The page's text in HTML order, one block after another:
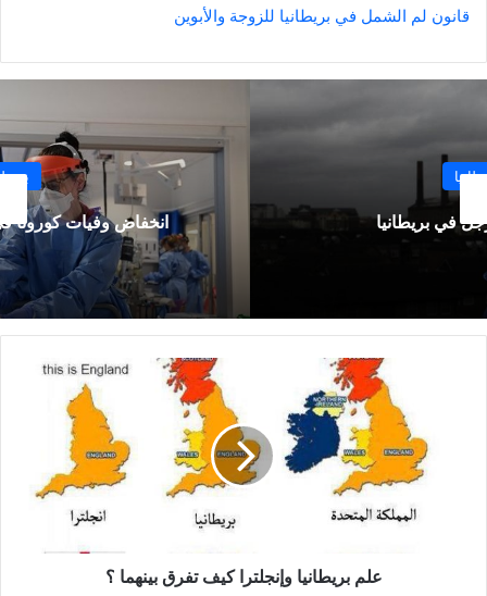
قانون لم الشمل في بريطانيا للزوجة والأبوين
انخفاض وفيات كورونا في بريطانيا بنسبة 36%
علم بريطانيا وإنجلترا كيف تفرق بينهما ؟